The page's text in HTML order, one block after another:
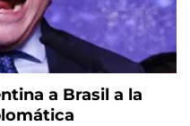
a Brasil a la